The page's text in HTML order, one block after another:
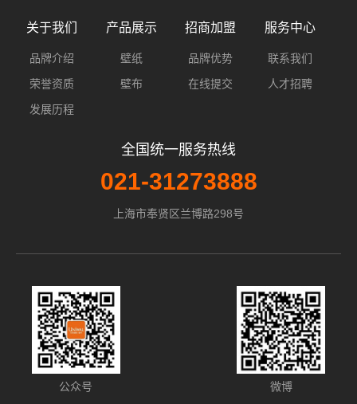
关于我们
品牌介绍
荣誉资质
发展历程
产品展示
壁纸
壁布
招商加盟
品牌优势
在线提交
服务中心
联系我们
人才招聘
全国统一服务热线
021-31273888
上海市奉贤区兰博路298号
公众号 微博